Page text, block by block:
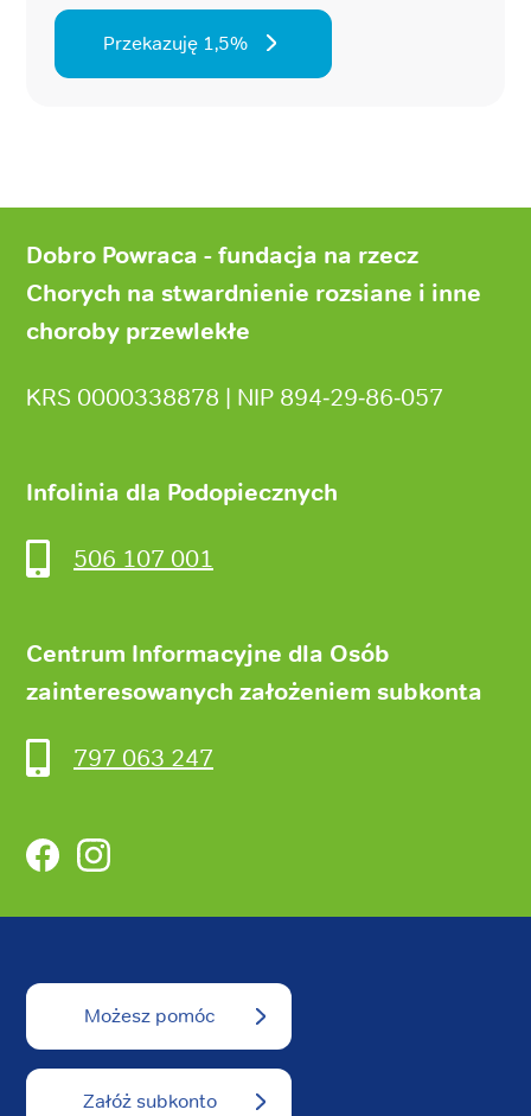
Przekazuję 1,5%
stronyDobro Powraca - fundacja na rzecz
Chorych na stwardnienie rozsiane i inne
choroby przewlekłe
KRS 0000338878 | NIP 894‑29‑86‑057
Infolinia dla Podopiecznych
506 107 001
Centrum Informacyjne dla Osób
zainteresowanych założeniem subkonta
797 063 247
FacebookInstagram
Możesz pomóc
Załóż subkonto